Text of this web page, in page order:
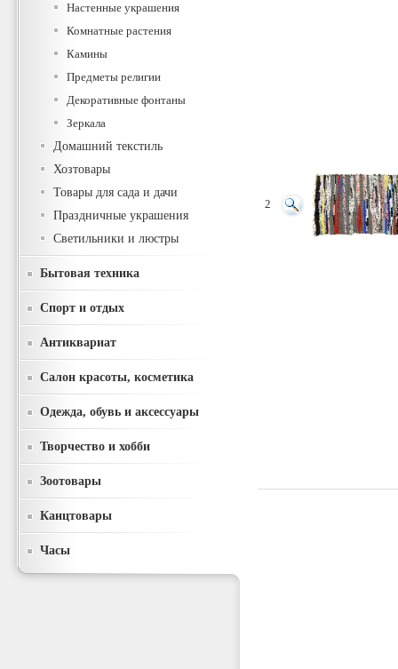
Настенные украшения
Комнатные растения
Камины
Предметы религии
Декоративные фонтаны
Зеркала
Домашний текстиль
Хозтовары
Товары для сада и дачи
Праздничные украшения
Светильники и люстры
Бытовая техника
Спорт и отдых
Антиквариат
Салон красоты, косметика
Одежда, обувь и аксессуары
Творчество и хобби
Зоотовары
Канцтовары
Часы
2